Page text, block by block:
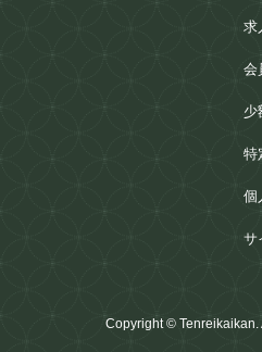
求
会
少
特
個
サ
Copyright ©